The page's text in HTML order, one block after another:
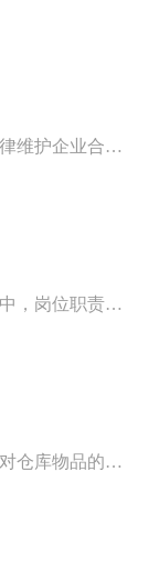
法务部主管是依照法律维护企业合法权益的一个岗位。下面是它的岗位介绍，供大家参考。
在学习、工作与生活中，岗位职责是很重要的，下面和小编一起来看看财务部的岗位责任，以供大家参考。
仓库管理员就是通过对仓库物品的管理发挥好仓库的功能的一个岗位。下面介绍的是仓库管理员，以供大家参考。